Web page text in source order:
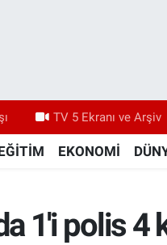
TV 5 Ekranı ve Arşiv
EKONOMİ
1'i polis 4